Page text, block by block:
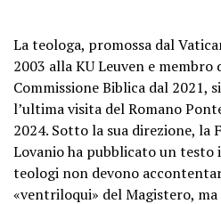
La teologa, promossa dal
2003 alla KU Leuven e
Commissione Biblica dal 2021,
l’ultima visita del Romano
2024. Sotto la sua direzione, la
Lovanio ha pubblicato un testo
teologi non devono
«ventriloqui» del Magistero,